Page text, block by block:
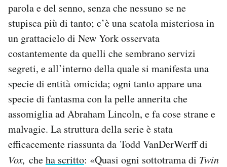
parola e del senno, senza che nessuno se ne
stupisca più di tanto; c’è una scatola misteriosa in
un grattacielo di New York osservata
costantemente da quelli che sembrano servizi
segreti, e all’interno della quale si manifesta una
specie di entità omicida; ogni tanto appare una
specie di fantasma con la pelle annerita che
assomiglia ad Abraham Lincoln, e fa cose strane e
malvagie. La struttura della serie è stata
efficacemente riassunta da Todd VanDerWerff di
Vox, cheha scritto: «Quasi ogni sottotrama di Twin